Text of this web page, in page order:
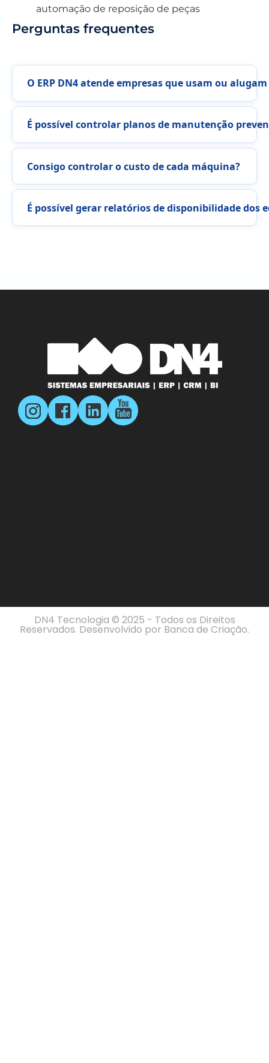
automação de reposição de peças
Perguntas frequentes
O ERP DN4 atende empresas que usam ou
É possível controlar planos de manutenção
Consigo controlar o custo de cada máquina?
É possível gerar relatórios de disponibilidade dos
DN4 Tecnologia © 2025 - Todos os Direitos
Reservados. Desenvolvido por Banca de Criação.